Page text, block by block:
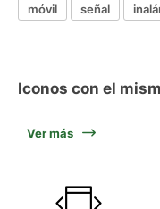
móvil señal
Iconos con el
Ver más